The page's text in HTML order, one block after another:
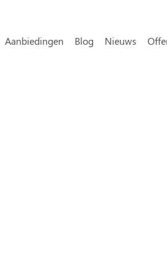
Aanbiedingen Blog Nieuws